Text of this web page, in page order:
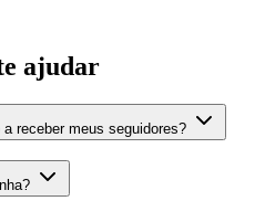
ajudar
receber meus seguidores?